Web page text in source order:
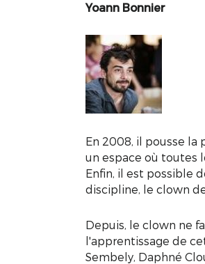
Yoann Bonnier
En 2008, il pousse la
un espace où toutes
Enfin, il est possible
discipline, le clown
Depuis, le clown ne
l'apprentissage de
Sembely, Daphné